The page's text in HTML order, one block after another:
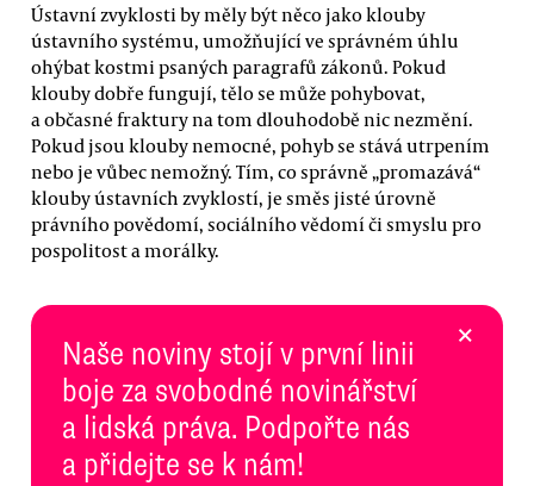
Ústavní zvyklosti by měly být něco jako klouby
ústavního systému, umožňující ve správném úhlu
ohýbat kostmi psaných paragrafů zákonů. Pokud
klouby dobře fungují, tělo se může pohybovat,
a občasné fraktury na tom dlouhodobě nic nezmění.
Pokud jsou klouby nemocné, pohyb se stává utrpením
nebo je vůbec nemožný. Tím, co správně „promazává“
klouby ústavních zvyklostí, je směs jisté úrovně
právního povědomí, sociálního vědomí či smyslu pro
pospolitost a morálky.
Naše noviny stojí v první linii
boje za svobodné novinářství
a lidská práva. Podpořte nás
a přidejte se k nám!
×